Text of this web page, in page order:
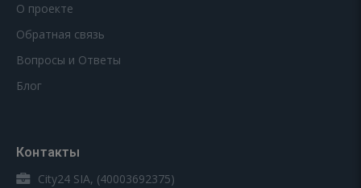
О проекте
Обратная связь
Вопросы и Ответы
Блог
Контакты
City24 SIA, (40003692375)